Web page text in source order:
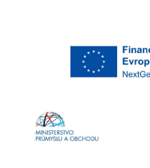
Pánve
Gastronádoby
PIZZA technologie
Grilovací desky - Grily